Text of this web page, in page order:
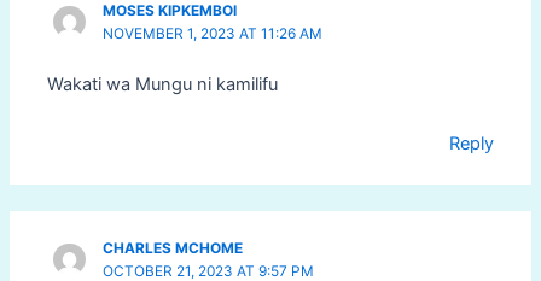
MOSES KIPKEMBOI
NOVEMBER 1, 2023 AT 11:26 AM
Wakati wa Mungu ni kamilifu
Reply
CHARLES MCHOME
OCTOBER 21, 2023 AT 9:57 PM